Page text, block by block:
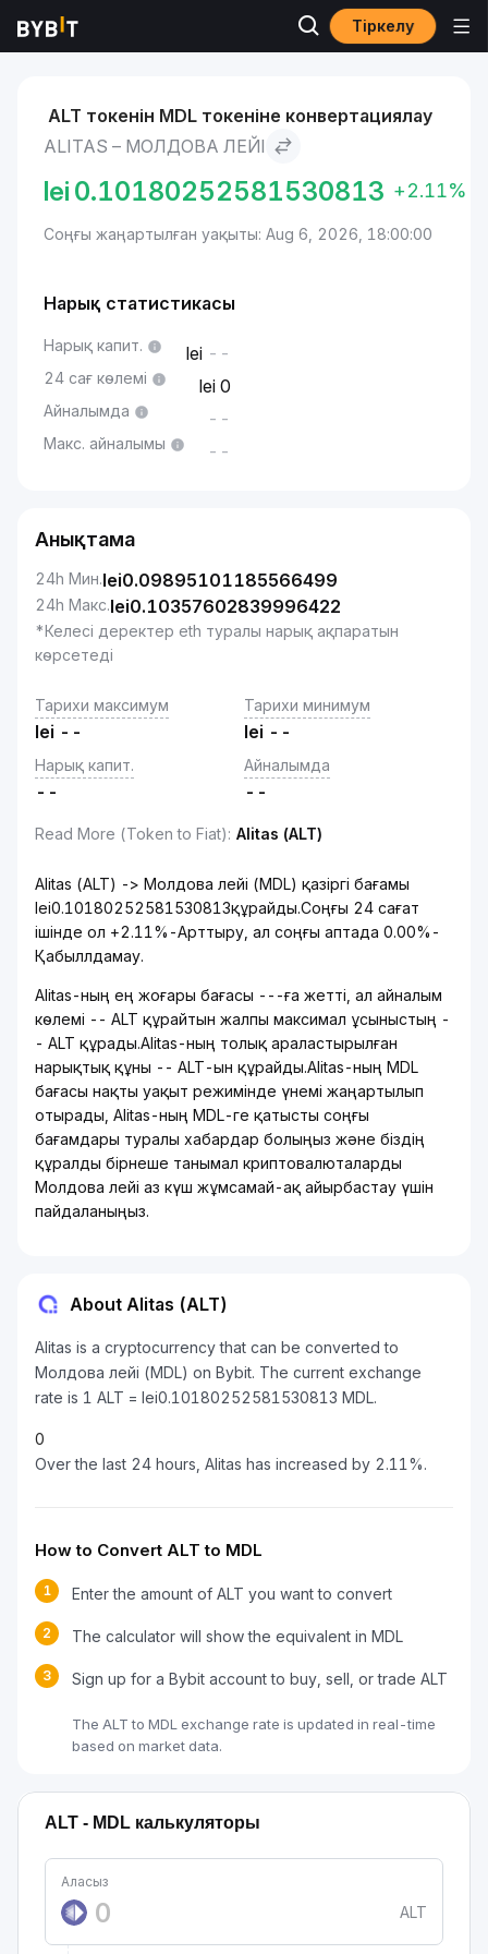
Тіркелу
Нарықтар Alitas to Молдова лейі
ALT токенін MDL токеніне конвертациялау
ALITAS – МОЛДОВА ЛЕЙІ
lei 0.10180252581530813 +2.11%
Соңғы жаңартылған уақыты: Aug 6, 2026, 18:00:00
Нарық статистикасы
Нарық капит. --
24 сағ көлемі 0
Айналымда --
Макс. айналымы --
Анықтама
24h Мин.lei0.09895101185566499
24h Макс.lei0.10357602839996422
*Келесі деректер eth туралы нарық ақпаратын
көрсетеді
Тарихи максимум
lei --
Тарихи минимум
lei --
Нарық капит.
--
Айналымда
--
Read More (Token to Fiat): Alitas (ALT)
Alitas (ALT) -> Молдова лейі (MDL) қазіргі бағамы
lei0.10180252581530813құрайды.Соңғы 24 сағат
ішінде ол +2.11%-Арттыру, ал соңғы аптада 0.00%-
Қабыллдамау.
Alitas-ның ең жоғары бағасы ---ға жетті, ал айналым
көлемі -- ALT құрайтын жалпы максимал ұсыныстың -
- ALT құрады.Alitas-ның толық араластырылған
нарықтық құны -- ALT-ын құрайды.Alitas-ның MDL
бағасы нақты уақыт режимінде үнемі жаңартылып
отырады, Alitas-ның MDL-ге қатысты соңғы
бағамдары туралы хабардар болыңыз және біздің
құралды бірнеше танымал криптовалюталарды
Молдова лейі аз күш жұмсамай-ақ айырбастау үшін
пайдаланыңыз.
About Alitas (ALT)
Alitas is a cryptocurrency that can be converted to
Молдова лейі (MDL) on Bybit. The current exchange
rate is 1 ALT = lei0.10180252581530813 MDL.
0
Over the last 24 hours, Alitas has increased by 2.11%.
How to Convert ALT to MDL
1 Enter the amount of ALT you want to convert
2 The calculator will show the equivalent in MDL
3 Sign up for a Bybit account to buy, sell, or trade ALT
The ALT to MDL exchange rate is updated in real-time
based on market data.
ALT - MDL калькуляторы
Аласыз
ALT